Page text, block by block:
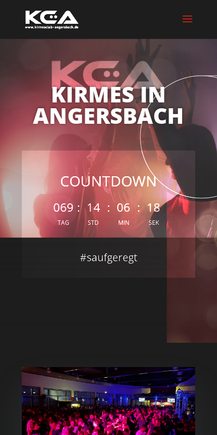
KIRMES IN
ANGERSBACH
COUNTDOWN
069
TAG
: 14
STD
: 06
MIN
: 16
SEK
#saufgeregt